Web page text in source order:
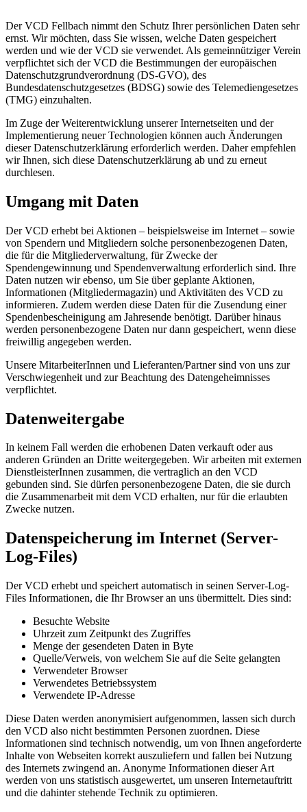
Der VCD Fellbach nimmt den Schutz Ihrer persönlichen Daten sehr
ernst. Wir möchten, dass Sie wissen, welche Daten gespeichert
werden und wie der VCD sie verwendet. Als gemeinnütziger Verein
verpflichtet sich der VCD die Bestimmungen der europäischen
Datenschutzgrundverordnung (DS-GVO), des
Bundesdatenschutzgesetzes (BDSG) sowie des Telemediengesetzes
(TMG) einzuhalten.
Im Zuge der Weiterentwicklung unserer Internetseiten und der
Implementierung neuer Technologien können auch Änderungen
dieser Datenschutzerklärung erforderlich werden. Daher empfehlen
wir Ihnen, sich diese Datenschutzerklärung ab und zu erneut
durchlesen.
Umgang mit Daten
Der VCD erhebt bei Aktionen – beispielsweise im Internet – sowie
von Spendern und Mitgliedern solche personenbezogenen Daten,
die für die Mitgliederverwaltung, für Zwecke der
Spendengewinnung und Spendenverwaltung erforderlich sind. Ihre
Daten nutzen wir ebenso, um Sie über geplante Aktionen,
Informationen (Mitgliedermagazin) und Aktivitäten des VCD zu
informieren. Zudem werden diese Daten für die Zusendung einer
Spendenbescheinigung am Jahresende benötigt. Darüber hinaus
werden personenbezogene Daten nur dann gespeichert, wenn diese
freiwillig angegeben werden.
Unsere MitarbeiterInnen und Lieferanten/Partner sind von uns zur
Verschwiegenheit und zur Beachtung des Datengeheimnisses
verpflichtet.
Datenweitergabe
In keinem Fall werden die erhobenen Daten verkauft oder aus
anderen Gründen an Dritte weitergegeben. Wir arbeiten mit externen
DienstleisterInnen zusammen, die vertraglich an den VCD
gebunden sind. Sie dürfen personenbezogene Daten, die sie durch
die Zusammenarbeit mit dem VCD erhalten, nur für die erlaubten
Zwecke nutzen.
Datenspeicherung im Internet (Server-
Log-Files)
Der VCD erhebt und speichert automatisch in seinen Server-Log-
Files Informationen, die Ihr Browser an uns übermittelt. Dies sind:
Besuchte Website
Uhrzeit zum Zeitpunkt des Zugriffes
Menge der gesendeten Daten in Byte
Quelle/Verweis, von welchem Sie auf die Seite gelangten
Verwendeter Browser
Verwendetes Betriebssystem
Verwendete IP-Adresse
Diese Daten werden anonymisiert aufgenommen, lassen sich durch
den VCD also nicht bestimmten Personen zuordnen. Diese
Informationen sind technisch notwendig, um von Ihnen angeforderte
Inhalte von Webseiten korrekt auszuliefern und fallen bei Nutzung
des Internets zwingend an. Anonyme Informationen dieser Art
werden von uns statistisch ausgewertet, um unseren Internetauftritt
und die dahinter stehende Technik zu optimieren.